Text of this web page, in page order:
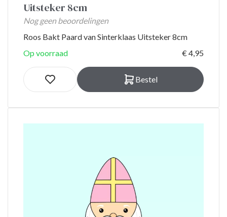
Uitsteker 8cm
Nog geen beoordelingen
Roos Bakt Paard van Sinterklaas Uitsteker 8cm
Op voorraad
€ 4,95
Bestel